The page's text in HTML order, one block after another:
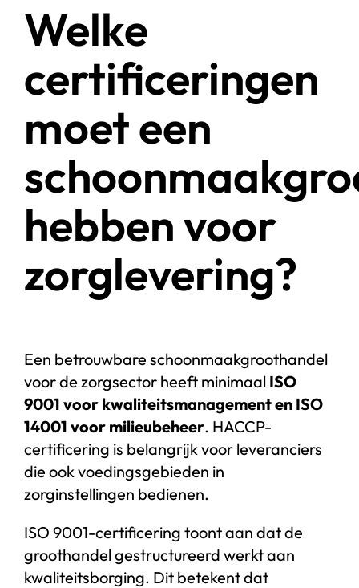
Welke
certificeringen
moet een
hebben voor
zorglevering?
Een betrouwbare schoonmaakgroothandel
voor de zorgsector heeft minimaal ISO
9001 voor kwaliteitsmanagement en ISO
14001 voor milieubeheer. HACCP-
certificering is belangrijk voor leveranciers
die ook voedingsgebieden in
zorginstellingen bedienen.
ISO 9001-certificering toont aan dat de
groothandel gestructureerd werkt aan
kwaliteitsborging. Dit betekent dat